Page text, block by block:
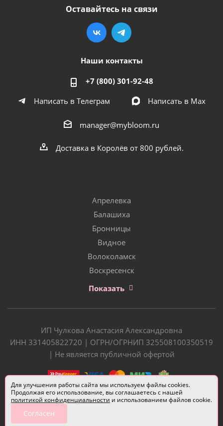
Оставайтесь на связи
Наши контакты
+7 (800) 301-92-48
Написать в Телеграм
Написать в Мах
manager@mybloom.ru
Доставка в Королёв от 800 рублей.
Апрелевка
Балашиха
Бронницы
Видное
Волоколамск
Воскресенск
Показать
ИП Чулкова Анастасия Александровна
ИНН 331405822720 | ОГРН/ОГРНИП 325508100350519
| Не является публичной офертой
Разработчик сайта —
Для улучшения работы сайта мы используем файлы cookies.
Продолжая его использование, вы соглашаетесь с нашей
политикой конфиденциальности и использованием файлов cookie.
Согласен